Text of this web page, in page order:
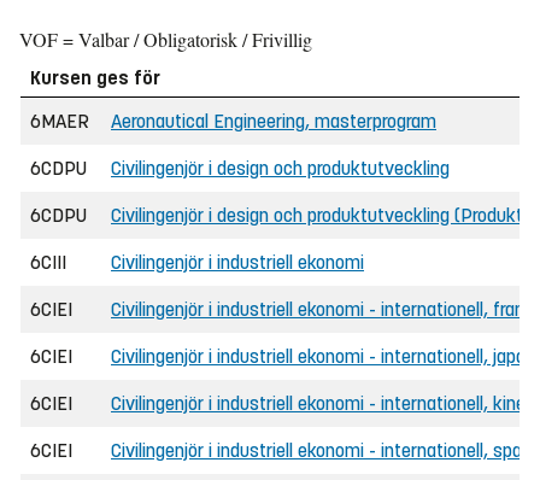
VOF = Valbar / Obligatorisk / Frivillig
Kursen ges för
6MAER
Aeronautical Engineering, masterprogram
6CDPU Civilingenjör i design och produktutveckling
6CDPU Civilingenjör i design och produktutveckling
6CIII Civilingenjör i industriell ekonomi
6CIEI Civilingenjör i industriell ekonomi - internationell,
6CIEI Civilingenjör i industriell ekonomi - internationell,
6CIEI Civilingenjör i industriell ekonomi - internationell,
6CIEI Civilingenjör i industriell ekonomi - internationell,